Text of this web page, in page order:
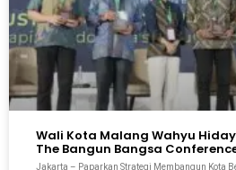
Wali Kota Malang Wahyu
The Bangun Bangsa
Jakarta – Paparkan Strategi Membangun Kota